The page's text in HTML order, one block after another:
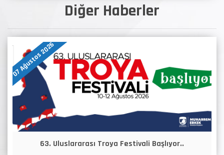
Diğer Haberler
07 Ağustos 2026
63. Uluslararası Troya Festivali Başlıyor..